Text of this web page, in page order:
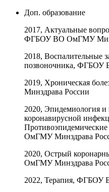
Доп. образование
2017, Актуальные
ФГБОУ ВО ОмГМУ
2018, Воспалительные
позвоночника,
2019, Хроническая
Минздрава России
2020, Эпидемиология и
коронавирусной
ОмГМУ Минздрава
2020, Острый
ОмГМУ Минздрава
2022, Терапия,